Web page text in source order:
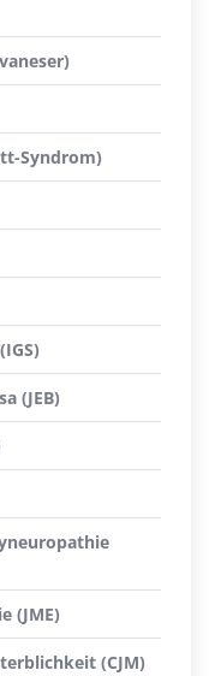
Syndrom)
(JEB)
(JME)
(CJM)